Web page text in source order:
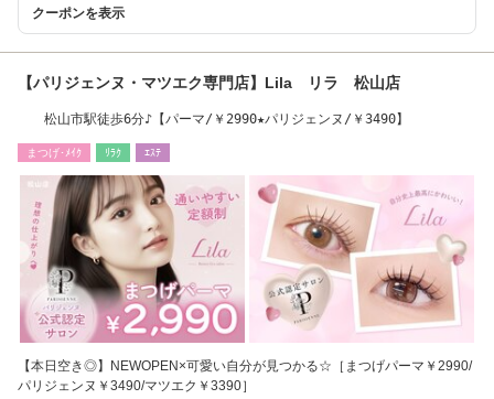
クーポンを表示
【パリジェンヌ・マツエク専門店】Lila リラ 松山店
松山市駅徒歩6分♪【パーマ/￥2990★パリジェンヌ/￥3490】
まつげ･ﾒｲｸ ﾘﾗｸ ｴｽﾃ
【本日空き◎】NEWOPEN×可愛い自分が見つかる☆［まつげパーマ￥2990/
パリジェンヌ￥3490/マツエク￥3390］